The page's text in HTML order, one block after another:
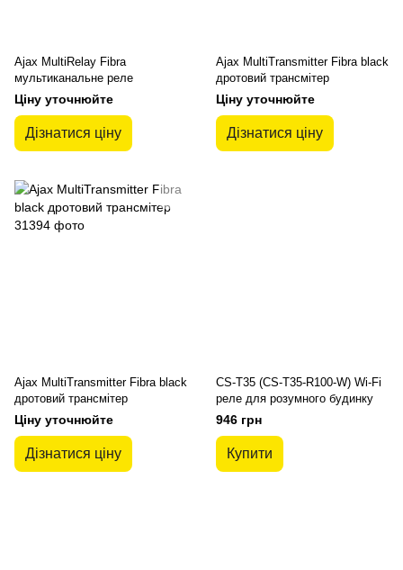
Ajax MultiRelay Fibra
мультиканальне реле
Ціну уточнюйте
Дізнатися ціну
Ajax MultiTransmitter Fibra black
дротовий трансмітер
Ціну уточнюйте
Дізнатися ціну
Ajax MultiTransmitter Fibra black
дротовий трансмітер
Ціну уточнюйте
Дізнатися ціну
CS-T35 (CS-T35-R100-W) Wi-Fi
реле для розумного будинку
946 грн
Купити